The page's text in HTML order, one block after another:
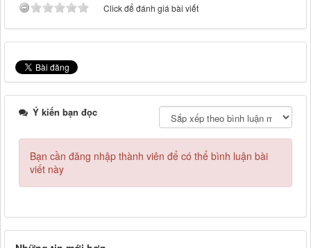
Click để đánh giá bài viết
Ý kiến bạn đọc
Bạn cần đăng nhập thành viên để có thể bình luận bài
viết này